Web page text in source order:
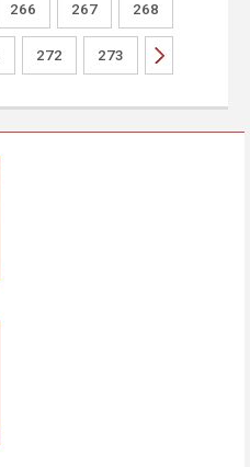
266 267 268
272 273